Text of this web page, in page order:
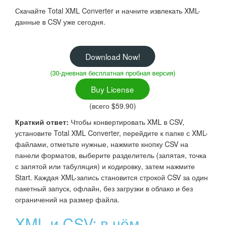
Скачайте Total XML Converter и начните извлекать XML-
данные в CSV уже сегодня.
Download Now!
(30-дневная бесплатная пробная версия)
Buy License
(всего $59.90)
Краткий ответ: Чтобы конвертировать XML в CSV,
установите Total XML Converter, перейдите к папке с XML-
файлами, отметьте нужные, нажмите кнопку CSV на
панели форматов, выберите разделитель (запятая, точка
с запятой или табуляция) и кодировку, затем нажмите
Start. Каждая XML-запись становится строкой CSV за один
пакетный запуск, офлайн, без загрузки в облако и без
ограничений на размер файла.